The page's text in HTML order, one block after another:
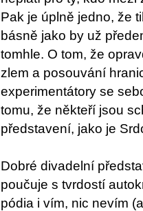
Pak je úplně jedno, že
básně jako by už
tomhle. O tom, že
zlem a posouvání
experimentátory se
tomu, že někteří jsou
představení, jako je
Dobré divadelní
poučuje s tvrdostí
pódia i vím, nic nevím